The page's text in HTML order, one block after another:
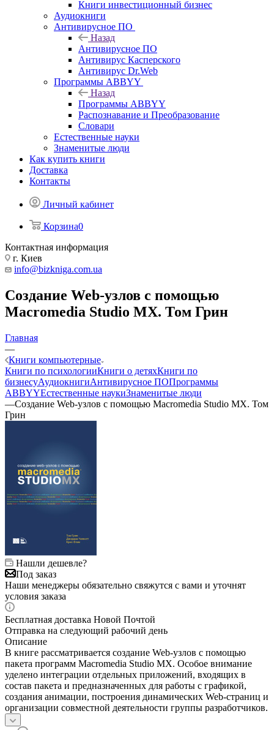
Книги инвестиционный бизнес
Аудиокниги
Антивирусное ПО
Назад
Антивирусное ПО
Антивирус Касперского
Антивирус Dr.Web
Программы ABBYY
Назад
Программы ABBYY
Распознавание и Преобразование
Словари
Естественные науки
Знаменитые люди
Как купить книги
Доставка
Контакты
Личный кабинет
Корзина0
Контактная информация
г. Киев
info@bizkniga.com.ua
Создание Web-узлов с помощью
Macromedia Studio MX. Том Грин
Главная
—
Книги компьютерные
Книги по психологииКниги о детяхКниги по
бизнесуАудиокнигиАнтивирусное ПОПрограммы
ABBYYЕстественные наукиЗнаменитые люди
—Создание Web-узлов с помощью Macromedia Studio MX. Том
Грин
Нашли дешевле?
Под заказ
Наши менеджеры обязательно свяжутся с вами и уточнят
условия заказа
Бесплатная доставка Новой Почтой
Отправка на следующий рабочий день
Описание
В книге рассматривается создание Web-узлов с помощью
пакета программ Macromedia Studio MX. Особое внимание
уделено интеграции отдельных приложений, входящих в
состав пакета и предназначенных для работы с графикой,
создания анимации, построения динамических Web-страниц и
организации совместной деятельности группы разработчиков.